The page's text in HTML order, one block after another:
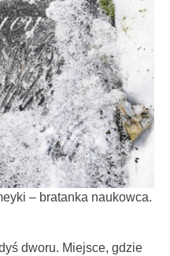
– bratanka naukowca.
dworu. Miejsce, gdzie